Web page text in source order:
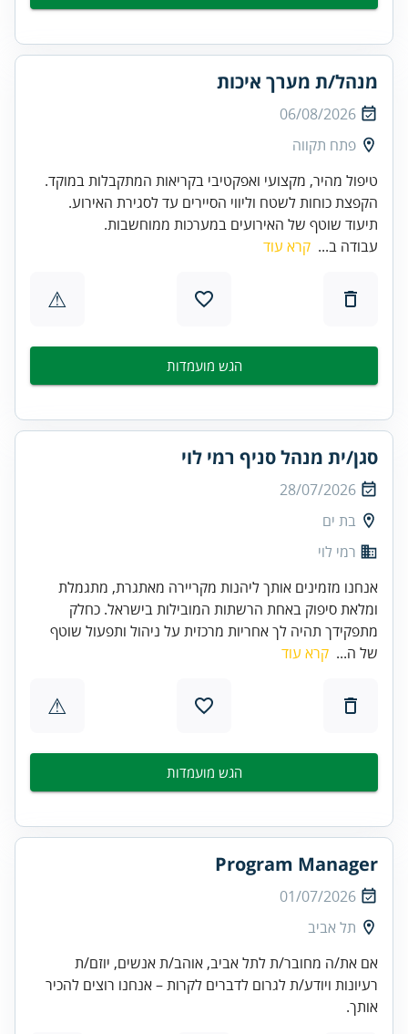
מנהל/ת מערך איכות
06/08/2026
פתח תקווה
תיעוד שוטף של האירועים במערכות ממוחשבות.
עבודה ב... קרא עוד
⚠
הגש מועמדות
סגן/ית מנהל סניף רמי לוי
28/07/2026
בת ים
רמי לוי
אנחנו מזמינים אותך ליהנות מקריירה מאתגרת, מתגמלת
ומלאת סיפוק באחת הרשתות המובילות בישראל. כחלק
מתפקידך תהיה לך אחריות מרכזית על ניהול ותפעול שוטף
של ה... קרא עוד
⚠
הגש מועמדות
Program Manager
01/07/2026
תל אביב
אם את/ה מחובר/ת לתל אביב, אוהב/ת אנשים, יוזם/ת
רעיונות ויודע/ת לגרום לדברים לקרות – אנחנו רוצים להכיר
אותך.